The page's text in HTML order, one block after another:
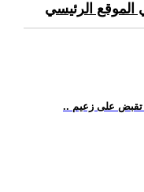
الموقع الرئيسي
تقبض على زعيم